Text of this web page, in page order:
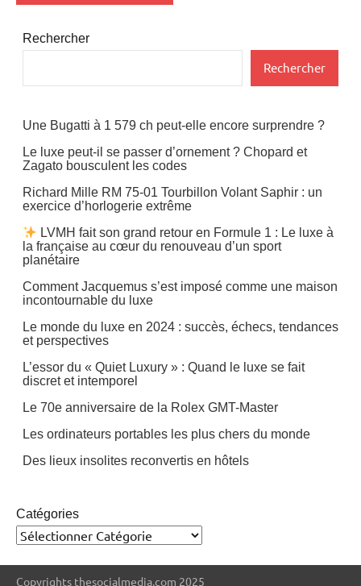
Rechercher
Rechercher
Une Bugatti à 1 579 ch peut-elle encore surprendre ?
Le luxe peut-il se passer d’ornement ? Chopard et
Zagato bousculent les codes
Richard Mille RM 75-01 Tourbillon Volant Saphir : un
exercice d’horlogerie extrême
LVMH fait son grand retour en Formule 1 : Le luxe à
la française au cœur du renouveau d’un sport
planétaire
Comment Jacquemus s’est imposé comme une maison
incontournable du luxe
Le monde du luxe en 2024 : succès, échecs, tendances
et perspectives
L’essor du « Quiet Luxury » : Quand le luxe se fait
discret et intemporel
Le 70e anniversaire de la Rolex GMT-Master
Les ordinateurs portables les plus chers du monde
Des lieux insolites reconvertis en hôtels
Catégories
Copyrights thesocialmedia.com 2025